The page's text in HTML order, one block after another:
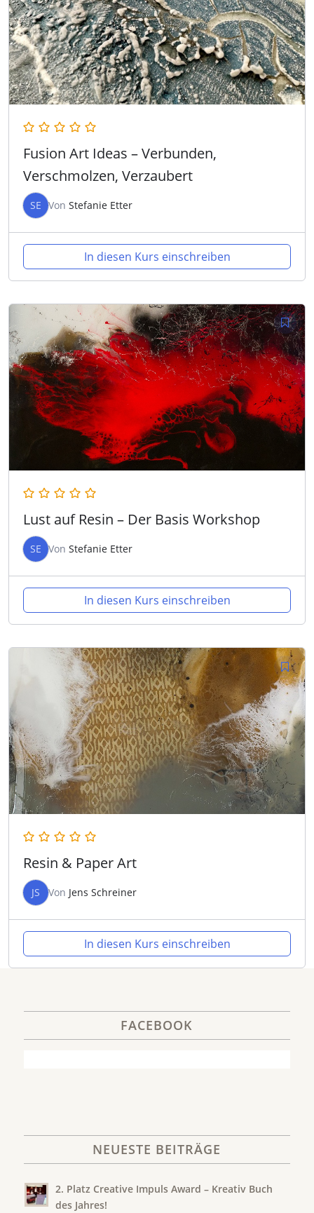
Fusion Art Ideas – Verbunden,
Verschmolzen, Verzaubert
SE Von Stefanie Etter
In diesen Kurs einschreiben
Lust auf Resin – Der Basis Workshop
SE Von Stefanie Etter
In diesen Kurs einschreiben
Resin & Paper Art
JS Von Jens Schreiner
In diesen Kurs einschreiben
FACEBOOK
NEUESTE BEITRÄGE
2. Platz Creative Impuls Award – Kreativ Buch
des Jahres!